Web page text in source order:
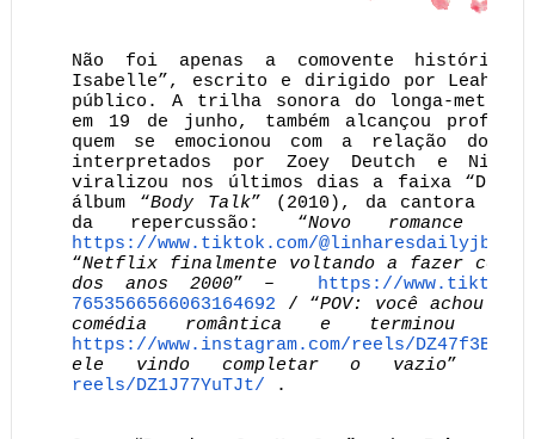
Não foi apenas a comovente história
Isabelle”, escrito e dirigido por Leah
público. A trilha sonora do longa-
em 19 de junho, também alcançou
quem se emocionou com a relação dos
interpretados por Zoey Deutch e Nick
viralizou nos últimos dias a faixa
álbum “Body Talk” (2010), da cantora
da repercussão: “Novo romance
https://www.tiktok.com/@linharesdailyjb/
“Netflix finalmente voltando a fazer
dos anos 2000” – https://
7653566566063164692 / “POV: você achou
comédia romântica e terminou
https://www.instagram.com/reels/
ele vindo completar o vazio” –
reels/DZ1J77YuTJt/ .